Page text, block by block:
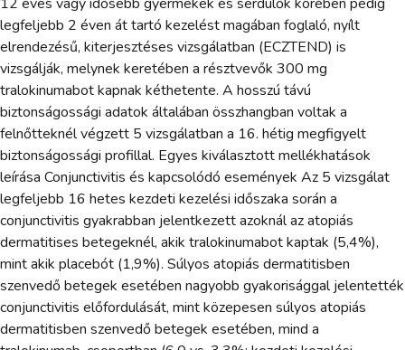
legfeljebb 2 éven át tartó kezelést magában foglaló, nyílt
elrendezésű, kiterjesztéses vizsgálatban (ECZTEND) is
vizsgálják, melynek keretében a résztvevők 300 mg
tralokinumabot kapnak kéthetente. A hosszú távú
biztonságossági adatok általában összhangban voltak a
felnőtteknél végzett 5 vizsgálatban a 16. hétig megfigyelt
biztonságossági profillal. Egyes kiválasztott mellékhatások
leírása Conjunctivitis és kapcsolódó események Az 5 vizsgálat
legfeljebb 16 hetes kezdeti kezelési időszaka során a
conjunctivitis gyakrabban jelentkezett azoknál az atopiás
dermatitises betegeknél, akik tralokinumabot kaptak (5,4%),
mint akik placebót (1,9%). Súlyos atopiás dermatitisben
szenvedő betegek esetében nagyobb gyakorisággal jelentették
conjunctivitis előfordulását, mint közepesen súlyos atopiás
dermatitisben szenvedő betegek esetében, mind a